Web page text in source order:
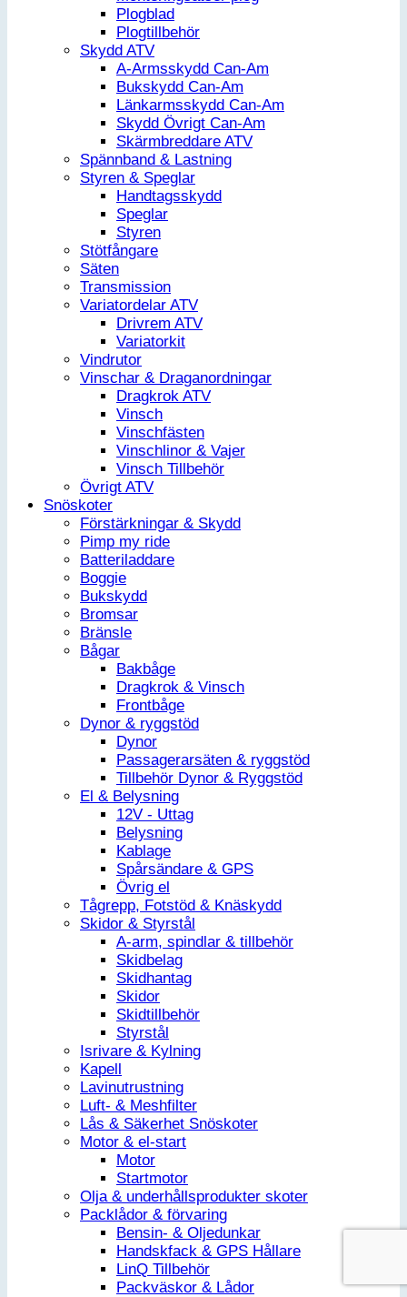
Plogblad
Plogtillbehör
Skydd ATV
A-Armsskydd Can-Am
Bukskydd Can-Am
Länkarmsskydd Can-Am
Skydd Övrigt Can-Am
Skärmbreddare ATV
Spännband & Lastning
Styren & Speglar
Handtagsskydd
Speglar
Styren
Stötfångare
Säten
Transmission
Variatordelar ATV
Drivrem ATV
Variatorkit
Vindrutor
Vinschar & Draganordningar
Dragkrok ATV
Vinsch
Vinschfästen
Vinschlinor & Vajer
Vinsch Tillbehör
Övrigt ATV
Snöskoter
Förstärkningar & Skydd
Pimp my ride
Batteriladdare
Boggie
Bukskydd
Bromsar
Bränsle
Bågar
Bakbåge
Dragkrok & Vinsch
Frontbåge
Dynor & ryggstöd
Dynor
Passagerarsäten & ryggstöd
Tillbehör Dynor & Ryggstöd
El & Belysning
12V - Uttag
Belysning
Kablage
Spårsändare & GPS
Övrig el
Tågrepp, Fotstöd & Knäskydd
Skidor & Styrstål
A-arm, spindlar & tillbehör
Skidbelag
Skidhantag
Skidor
Skidtillbehör
Styrstål
Isrivare & Kylning
Kapell
Lavinutrustning
Luft- & Meshfilter
Lås & Säkerhet Snöskoter
Motor & el-start
Motor
Startmotor
Olja & underhållsprodukter skoter
Packlådor & förvaring
Bensin- & Oljedunkar
Handskfack & GPS Hållare
LinQ Tillbehör
Packväskor & Lådor